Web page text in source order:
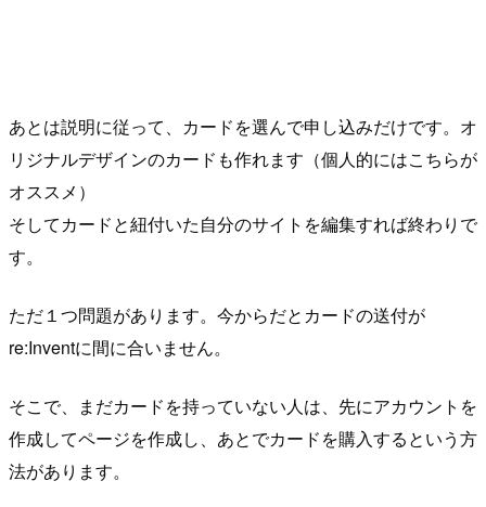
あとは説明に従って、カードを選んで申し込みだけです。オ
リジナルデザインのカードも作れます（個人的にはこちらが
オススメ）
そしてカードと紐付いた自分のサイトを編集すれば終わりで
す。
ただ１つ問題があります。今からだとカードの送付が
re:Inventに間に合いません。
そこで、まだカードを持っていない人は、先にアカウントを
作成してページを作成し、あとでカードを購入するという方
法があります。